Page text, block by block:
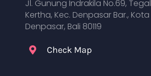
Jl. Gunung Indrakila No.69, Tegal
Kertha, Kec. Denpasar Bar., Kota
Denpasar, Bali 80119
Check Map